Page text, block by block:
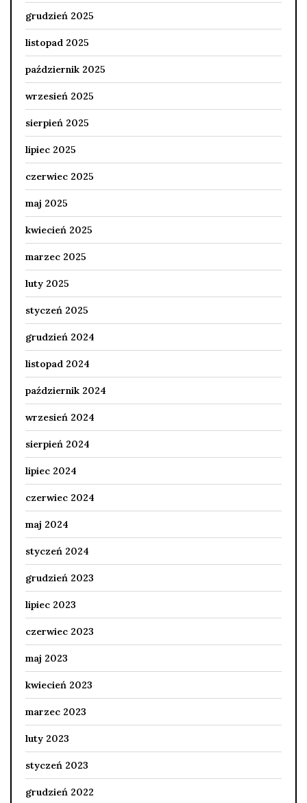
grudzień 2025
listopad 2025
październik 2025
wrzesień 2025
sierpień 2025
lipiec 2025
czerwiec 2025
maj 2025
kwiecień 2025
marzec 2025
luty 2025
styczeń 2025
grudzień 2024
listopad 2024
październik 2024
wrzesień 2024
sierpień 2024
lipiec 2024
czerwiec 2024
maj 2024
styczeń 2024
grudzień 2023
lipiec 2023
czerwiec 2023
maj 2023
kwiecień 2023
marzec 2023
luty 2023
styczeń 2023
grudzień 2022